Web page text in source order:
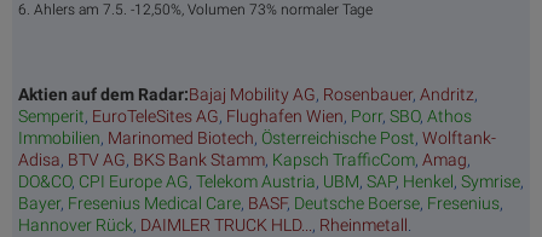
6. Ahlers am 7.5. -12,50%, Volumen 73% normaler Tage
Aktien auf dem Radar:Bajaj Mobility AG, Rosenbauer, Andritz,
Semperit, EuroTeleSites AG, Flughafen Wien, Porr, SBO, Athos
Immobilien, Marinomed Biotech, Österreichische Post, Wolftank-
Adisa, BTV AG, BKS Bank Stamm, Kapsch TrafficCom, Amag,
DO&CO, CPI Europe AG, Telekom Austria, UBM, SAP, Henkel, Symrise,
Bayer, Fresenius Medical Care, BASF, Deutsche Boerse, Fresenius,
Hannover Rück, DAIMLER TRUCK HLD..., Rheinmetall.